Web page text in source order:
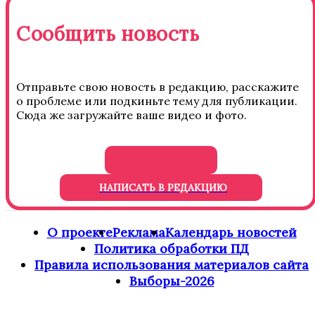
Сообщить новость
Отправьте свою новость в редакцию, расскажите
о проблеме или подкиньте тему для публикации.
Сюда же загружайте ваше видео и фото.
НАПИСАТЬ В РЕДАКЦИЮ
О проектеРекламаКалендарь новостей
Политика обработки ПД
Правила использования материалов сайта
Выборы-2026